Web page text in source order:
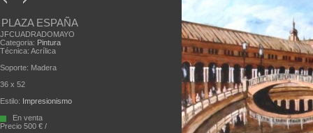
PLAZA ESPAÑA
JFCUADRADOMAYO
Categoria: Pintura
Técnica: Acrílica
Soporte: Madera
36 x 52
Estilo: Impresionismo
En venta
Precio 500 € /